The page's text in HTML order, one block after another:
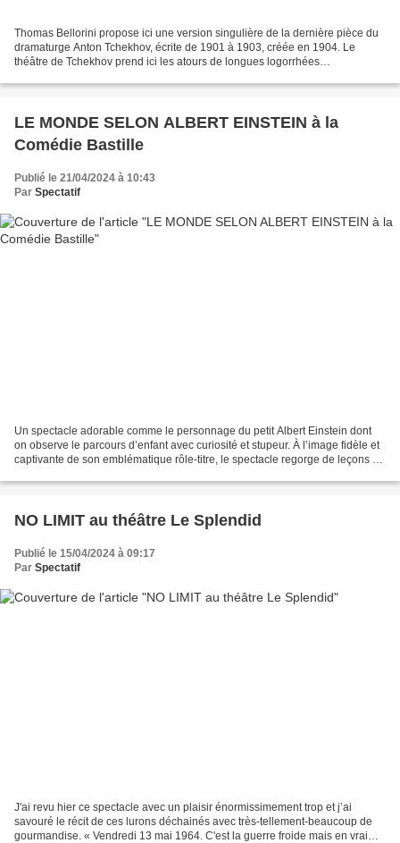
Thomas Bellorini propose ici une version singulière de la dernière pièce du
dramaturge Anton Tchekhov, écrite de 1901 à 1903, créée en 1904. Le
théâtre de Tchekhov prend ici les atours de longues logorrhées
LE MONDE SELON ALBERT EINSTEIN à la
Comédie Bastille
Publié le 21/04/2024 à 10:43
Par Spectatif
Un spectacle adorable comme le personnage du petit Albert Einstein dont
on observe le parcours d’enfant avec curiosité et stupeur. À l’image fidèle et
captivante de son emblématique rôle-titre, le spectacle regorge de leçons de
NO LIMIT au théâtre Le Splendid
Publié le 15/04/2024 à 09:17
Par Spectatif
J'ai revu hier ce spectacle avec un plaisir énormissimement trop et j’ai
savouré le récit de ces lurons déchainés avec très-tellement-beaucoup de
gourmandise. « Vendredi 13 mai 1964. C'est la guerre froide mais en vrai